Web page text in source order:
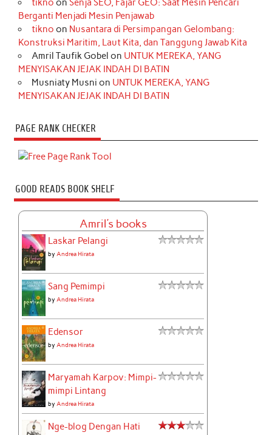
tikno on Senja SEO, Fajar GEO: Saat Mesin Pencari
Berganti Menjadi Mesin Penjawab
tikno on Nusantara di Persimpangan Gelombang:
Konstruksi Maritim, Laut Kita, dan Tanggung Jawab Kita
Amril Taufik Gobel on UNTUK MEREKA, YANG
MENYISAKAN JEJAK INDAH DI BATIN
Musniaty Musni on UNTUK MEREKA, YANG
MENYISAKAN JEJAK INDAH DI BATIN
PAGE RANK CHECKER
GOOD READS BOOK SHELF
Amril's books
Laskar Pelangi
byAndrea Hirata
Sang Pemimpi
byAndrea Hirata
Edensor
byAndrea Hirata
Maryamah Karpov: Mimpi-
mimpi Lintang
byAndrea Hirata
Nge-blog Dengan Hati